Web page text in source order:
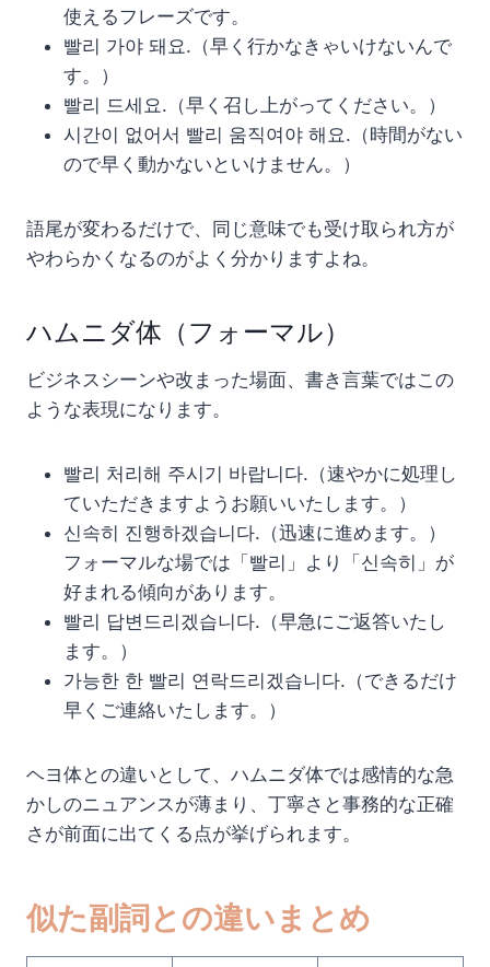
使えるフレーズです。
빨리 가야 돼요.（早く行かなきゃいけないんで
す。）
빨리 드세요.（早く召し上がってください。）
시간이 없어서 빨리 움직여야 해요.（時間がない
ので早く動かないといけません。）
語尾が変わるだけで、同じ意味でも受け取られ方が
やわらかくなるのがよく分かりますよね。
ハムニダ体（フォーマル）
ビジネスシーンや改まった場面、書き言葉ではこの
ような表現になります。
빨리 처리해 주시기 바랍니다.（速やかに処理し
ていただきますようお願いいたします。）
신속히 진행하겠습니다.（迅速に進めます。）
フォーマルな場では「빨리」より「신속히」が
好まれる傾向があります。
빨리 답변드리겠습니다.（早急にご返答いたし
ます。）
가능한 한 빨리 연락드리겠습니다.（できるだけ
早くご連絡いたします。）
ヘヨ体との違いとして、ハムニダ体では感情的な急
かしのニュアンスが薄まり、丁寧さと事務的な正確
さが前面に出てくる点が挙げられます。
似た副詞との違いまとめ